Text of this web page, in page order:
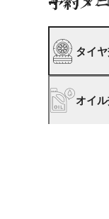
タイ
オイ